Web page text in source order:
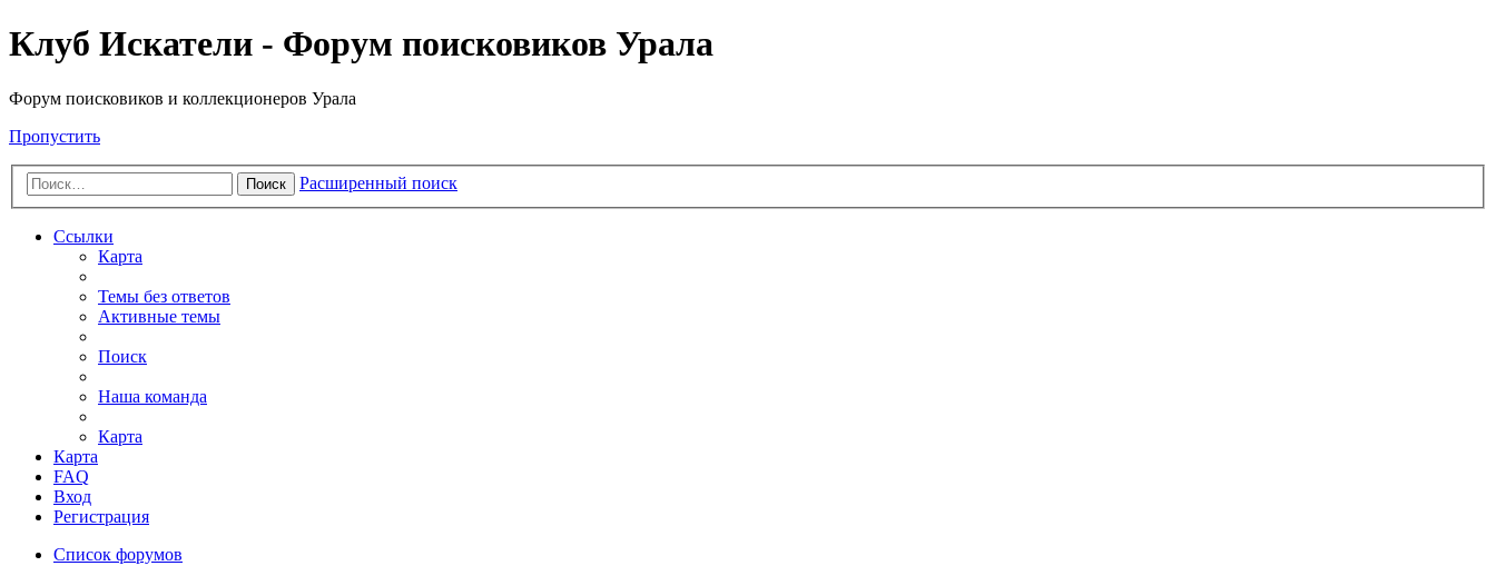
Клуб Искатели - Форум поисковиков Урала
Форум поисковиков и коллекционеров Урала
Пропустить
Поиск Расширенный поиск
Ссылки
Карта
Темы без ответов
Активные темы
Поиск
Наша команда
Карта
Карта
FAQ
Вход
Регистрация
Список форумов